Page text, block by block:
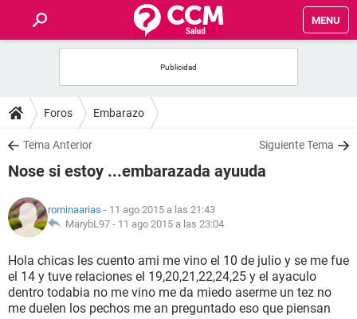
MENU
FOROS
SALUD
NUTRICIÓN
BIENESTAR
SEXUALIDAD
Foros Embarazo
Tema Anterior Siguiente Tema
Nose si estoy ...embarazada ayuuda
rominaarias - 11 ago 2015 a las 21:43
MarybL97 - 11 ago 2015 a las 23:04
Hola chicas les cuento ami me vino el 10 de julio y se me fue
el 14 y tuve relaciones el 19,20,21,22,24,25 y el ayaculo
dentro todabia no me vino me da miedo aserme un tez no
me duelen los pechos me an preguntado eso que piensan